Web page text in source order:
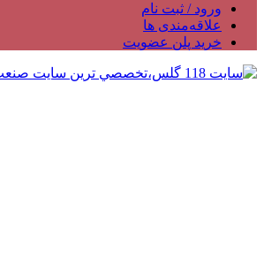
ورود / ثبت نام
علاقه‌مندی ها
خرید پلن عضویت